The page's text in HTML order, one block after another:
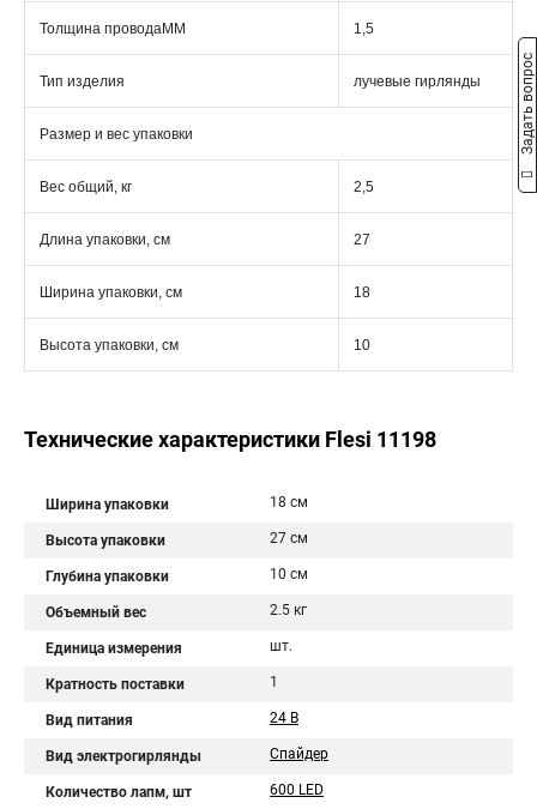
Толщина проводаММ 1,5
Тип изделия лучевые гирлянды
Размер и вес упаковки
Вес общий, кг 2,5
Длина упаковки, см 27
Ширина упаковки, см 18
Высота упаковки, см 10
Технические характеристики Flesi 11198
Ширина упаковки 18 см
Высота упаковки 27 см
Глубина упаковки 10 см
Объемный вес 2.5 кг
Единица измерения шт.
Кратность поставки 1
Вид питания 24 В
Вид электрогирлянды Спайдер
Количество лапм, шт 600 LED
Задать вопрос